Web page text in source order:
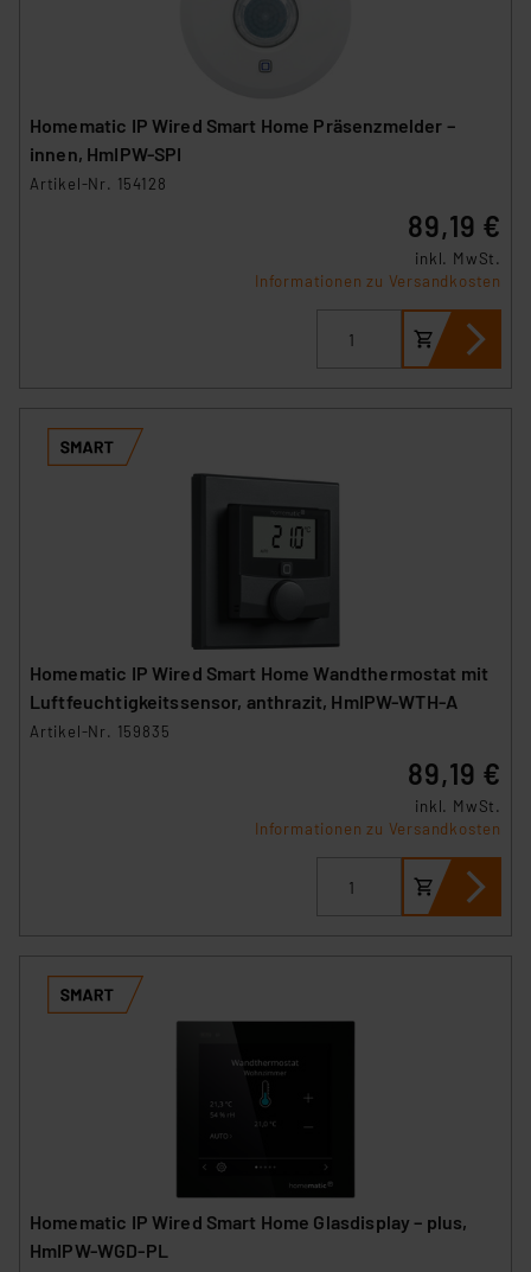
Homematic IP Wired Smart Home Präsenzmelder –
innen, HmIPW-SPI
Artikel-Nr. 154128
89,19 €
inkl. MwSt.
Informationen zu Versandkosten
Homematic IP Wired Smart Home Wandthermostat mit
Luftfeuchtigkeitssensor, anthrazit, HmIPW-WTH-A
Artikel-Nr. 159835
89,19 €
inkl. MwSt.
Informationen zu Versandkosten
Homematic IP Wired Smart Home Glasdisplay – plus,
HmIPW-WGD-PL